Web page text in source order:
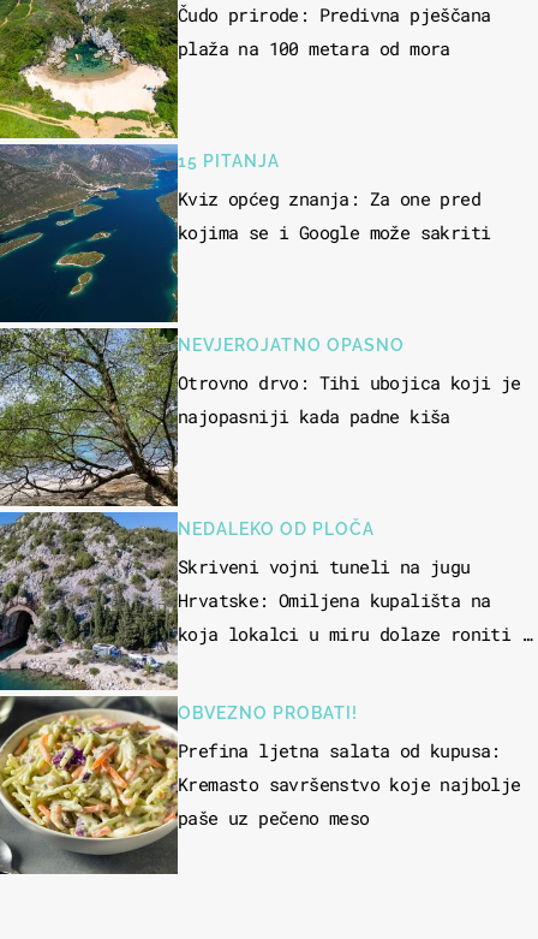
Čudo prirode: Predivna pješčana
plaža na 100 metara od mora
15 PITANJA
Kviz općeg znanja: Za one pred
kojima se i Google može sakriti
NEVJEROJATNO OPASNO
Otrovno drvo: Tihi ubojica koji je
najopasniji kada padne kiša
NEDALEKO OD PLOČA
Skriveni vojni tuneli na jugu
Hrvatske: Omiljena kupališta na
koja lokalci u miru dolaze roniti i
OBVEZNO PROBATI!
Prefina ljetna salata od kupusa:
Kremasto savršenstvo koje najbolje
paše uz pečeno meso